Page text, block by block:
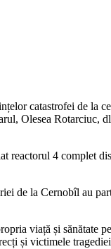
catastrofei de la
Olesea Rotarciuc,
reactorul 4 complet
de la Cernobîl au
viață și sănătate
și victimele